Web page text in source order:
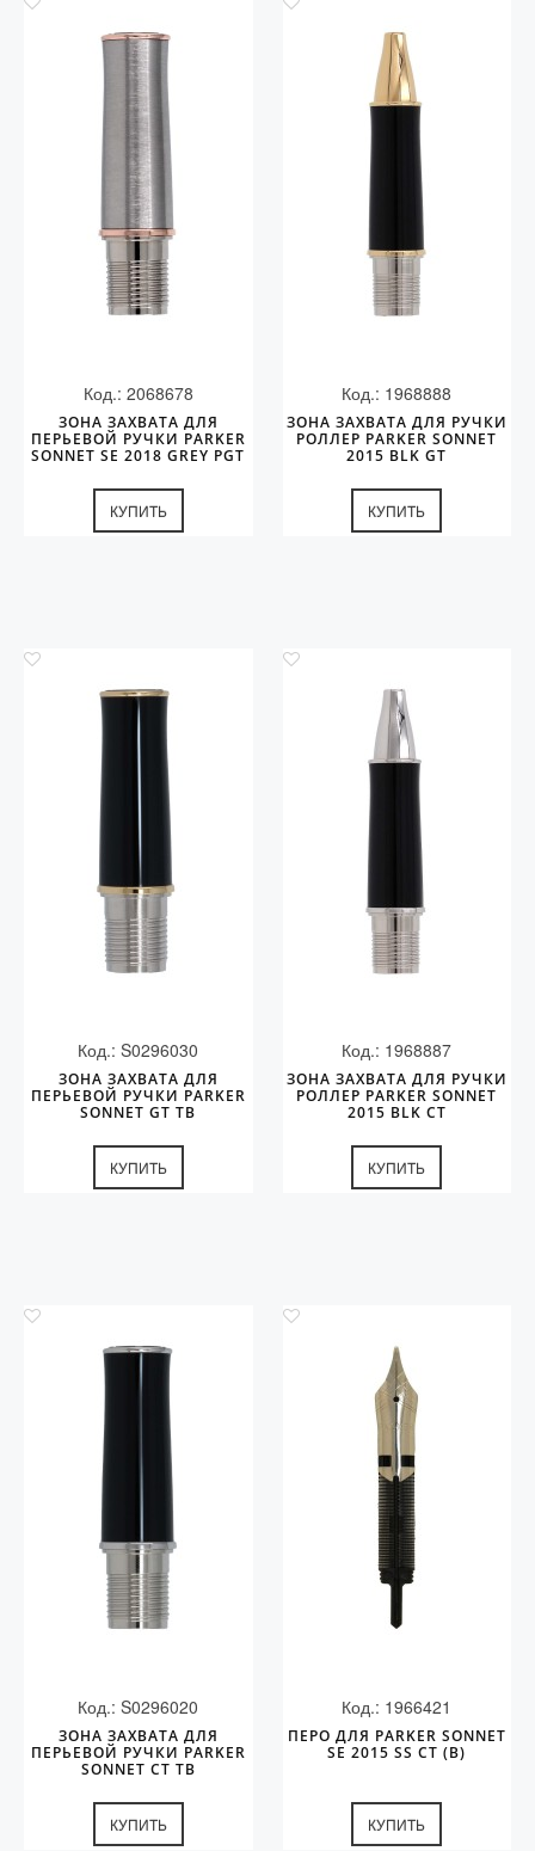
Код.: 2068678
ЗОНА ЗАХВАТА ДЛЯ
ПЕРЬЕВОЙ РУЧКИ PARKER
SONNET SE 2018 GREY PGT
КУПИТЬ
Код.: 1968888
ЗОНА ЗАХВАТА ДЛЯ РУЧКИ
РОЛЛЕР PARKER SONNET
2015 BLK GT
КУПИТЬ
Код.: S0296030
ЗОНА ЗАХВАТА ДЛЯ
ПЕРЬЕВОЙ РУЧКИ PARKER
SONNET GT TB
КУПИТЬ
Код.: 1968887
ЗОНА ЗАХВАТА ДЛЯ РУЧКИ
РОЛЛЕР PARKER SONNET
2015 BLK СT
КУПИТЬ
Код.: S0296020
ЗОНА ЗАХВАТА ДЛЯ
ПЕРЬЕВОЙ РУЧКИ PARKER
SONNET CT TB
КУПИТЬ
Код.: 1966421
ПЕРО ДЛЯ PARKER SONNET
SE 2015 SS CT (B)
КУПИТЬ